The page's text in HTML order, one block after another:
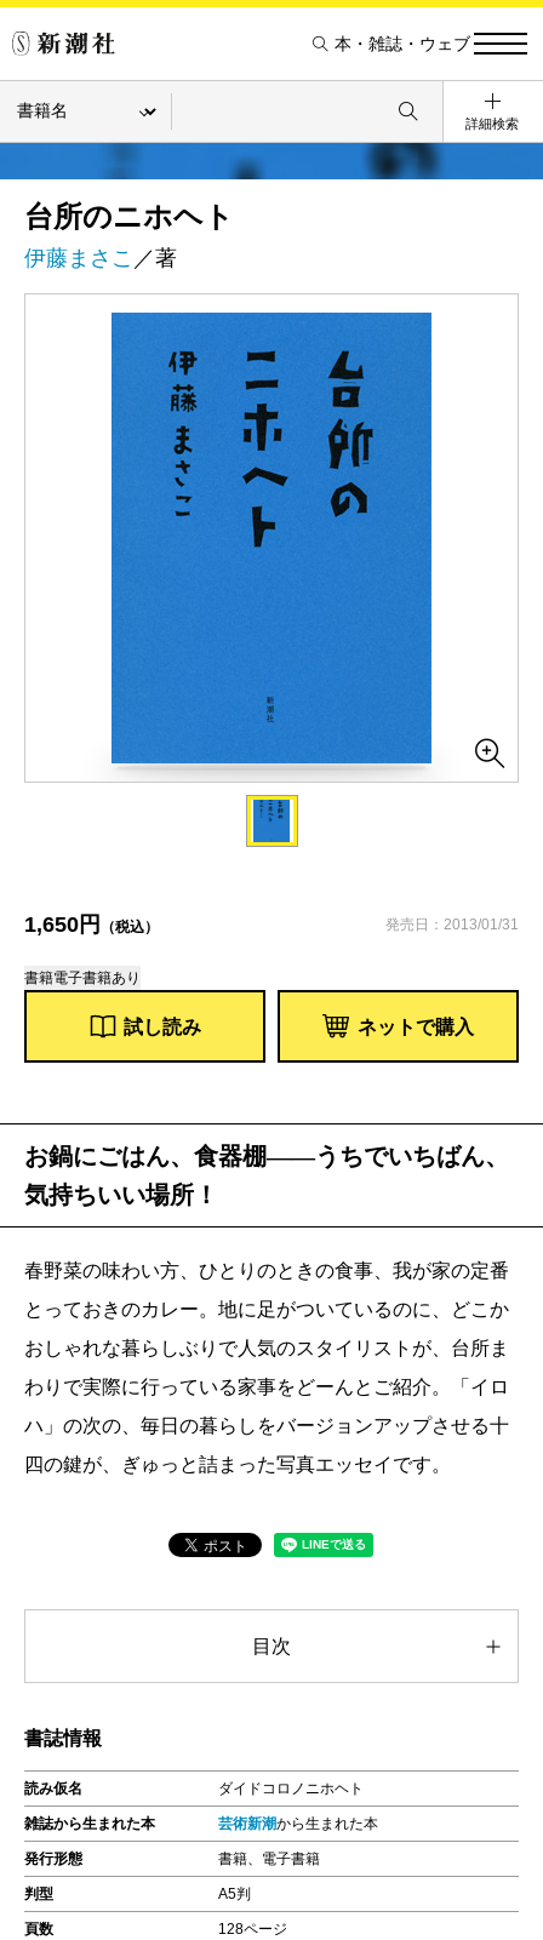
本・雑誌・ウェブ
詳細検索
台所のニホヘト
伊藤まさこ ／著
1,650円 （税込） 発売日：2013/01/31
書籍電子書籍あり
試し読み ネットで購入
お鍋にごはん、食器棚――うちでいちばん、
気持ちいい場所！
春野菜の味わい方、ひとりのときの食事、我が家の定番
とっておきのカレー。地に足がついているのに、どこか
おしゃれな暮らしぶりで人気のスタイリストが、台所ま
わりで実際に行っている家事をどーんとご紹介。「イロ
ハ」の次の、毎日の暮らしをバージョンアップさせる十
四の鍵が、ぎゅっと詰まった写真エッセイです。
目次
書誌情報
読み仮名 ダイドコロノニホヘト
雑誌から生まれた本 芸術新潮から生まれた本
発行形態 書籍、電子書籍
判型 A5判
頁数 128ページ